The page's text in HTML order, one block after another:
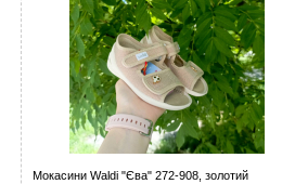
Мокасини Waldi "Єва" 272-908, золотий